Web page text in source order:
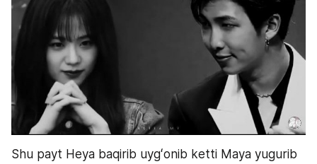
Shu payt Heya baqirib uygʻonib ketti Maya yugurib